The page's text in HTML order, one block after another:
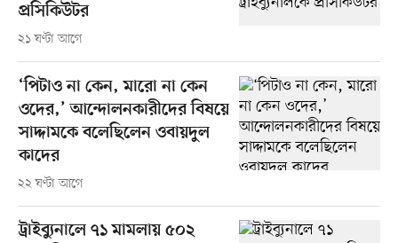
প্রসিকিউটর
২১ ঘণ্টা আগে
‘পিটাও না কেন, মারো না কেন
ওদের,’ আন্দোলনকারীদের বিষয়ে
সাদ্দামকে বলেছিলেন ওবায়দুল
কাদের
২২ ঘণ্টা আগে
ট্রাইব্যুনালে ৭১ মামলায় ৫০২